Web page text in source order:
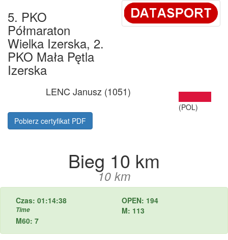
5. PKO
Półmaraton
Wielka Izerska, 2.
PKO Mała Pętla
Izerska
LENC Janusz (1051)
(POL)
Pobierz certyfikat PDF
Bieg 10 km
10 km
Czas: 01:14:38
Time
OPEN: 194
M: 113
M60: 7